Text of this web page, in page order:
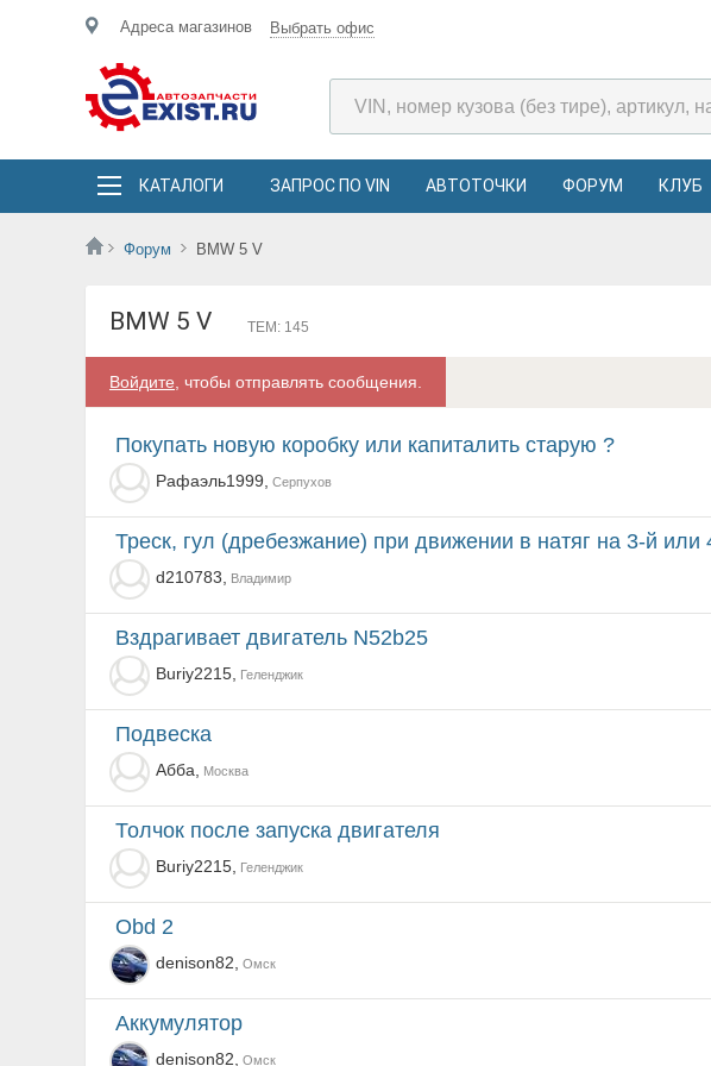
Адреса магазинов Выбрать офис
КАТАЛОГИ ЗАПРОС ПО VIN АВТОТОЧКИ ФОРУМ КЛУБ
Форум BMW 5 V
BMW 5 V ТЕМ: 145
Войдите , чтобы отправлять сообщения.
Покупать новую коробку или капиталить старую ?
Рафаэль1999, Серпухов
Треск, гул (дребезжание) при движении в натяг на 3-й
d210783, Владимир
Вздрагивает двигатель N52b25
Buriy2215, Геленджик
Подвеска
Абба, Москва
Толчок после запуска двигателя
Buriy2215, Геленджик
obd 2
denison82, Омск
Аккумулятор
denison82, Омск